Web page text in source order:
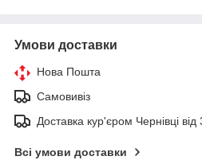
Умови доставки
Нова Пошта
Самовивіз
Доставка кур'єром Чернівці від
Всі умови доставки